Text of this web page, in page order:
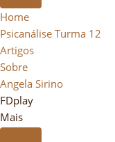
Home
Psicanálise Turma 12
Artigos
Sobre
Angela Sirino
FDplay
Mais